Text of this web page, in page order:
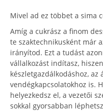
Mivel ad ez többet a sima
Amíg a cukrász a finom
te szaktechnikusként már
irányítod. Ezt a tudást
vállalkozást indítasz,
készletgazdálkodáshoz, az
vendégkapcsolatokhoz is.
helyezkedsz el, a vezetői
sokkal gyorsabban